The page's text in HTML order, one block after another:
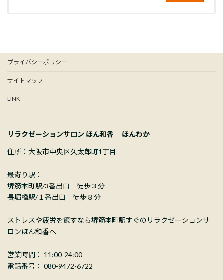
プライバシーポリシー
サイトマップ
LINK
リラクゼーションサロン ほん和香 ‐ほんわか‐
住所：大阪市中央区久太郎町1丁目
最寄り駅：
堺筋本町駅/3番出口 徒歩３分
長堀橋駅/１番出口 徒歩８分
ストレスや疲労を癒すなら堺筋本町駅すぐのリラクゼーションサ
ロンほん和香へ
営業時間： 11:00-24:00
電話番号： 080-9472-6722